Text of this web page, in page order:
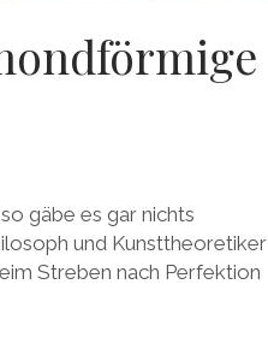
gäbe es gar nichts
und Kunsttheoretiker
Streben nach Perfektion